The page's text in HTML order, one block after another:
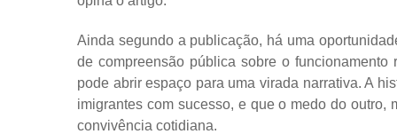
Ainda segundo a publicação, há uma
de compreensão pública sobre o
pode abrir espaço para uma virada narrativa. A
imigrantes com sucesso, e que o medo do
convivência cotidiana.